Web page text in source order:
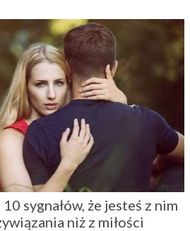
sygnałów, że jesteś z nim
niż z miłości